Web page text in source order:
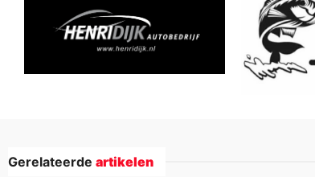
Gerelateerde artikelen